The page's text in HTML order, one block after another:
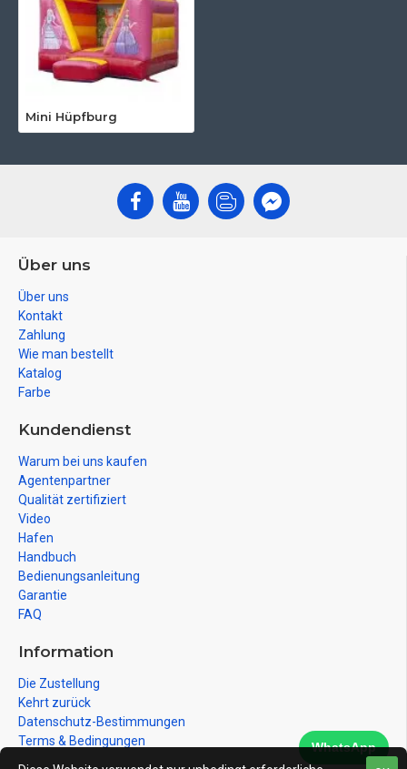
Mini Hüpfburg
Über uns
Über uns
Kontakt
Zahlung
Wie man bestellt
Katalog
Farbe
Kundendienst
Warum bei uns kaufen
Agentenpartner
Qualität zertifiziert
Video
Hafen
Handbuch
Bedienungsanleitung
Garantie
FAQ
Information
Die Zustellung
Kehrt zurück
Datenschutz-Bestimmungen
Terms & Bedingungen
WhatsApp